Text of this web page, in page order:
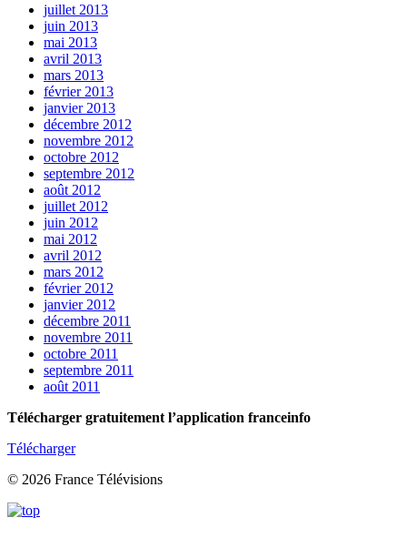
juillet 2013
juin 2013
mai 2013
avril 2013
mars 2013
février 2013
janvier 2013
décembre 2012
novembre 2012
octobre 2012
septembre 2012
août 2012
juillet 2012
juin 2012
mai 2012
avril 2012
mars 2012
février 2012
janvier 2012
décembre 2011
novembre 2011
octobre 2011
septembre 2011
août 2011
Télécharger gratuitement l’application franceinfo
Télécharger
© 2026 France Télévisions